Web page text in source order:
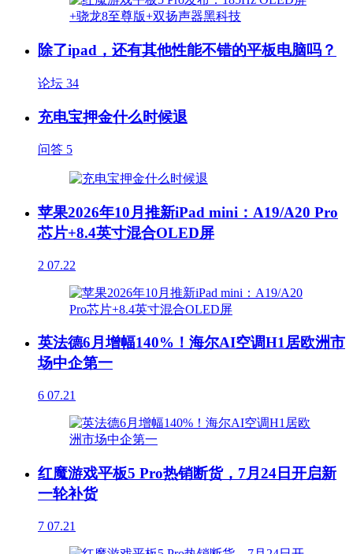
除了ipad，还有其他性能不错的平板电脑吗？
论坛 34
充电宝押金什么时候退
问答 5
苹果2026年10月推新iPad mini：A19/A20 Pro
芯片+8.4英寸混合OLED屏
2 07.22
英法德6月增幅140%！海尔AI空调H1居欧洲市
场中企第一
6 07.21
红魔游戏平板5 Pro热销断货，7月24日开启新
一轮补货
7 07.21